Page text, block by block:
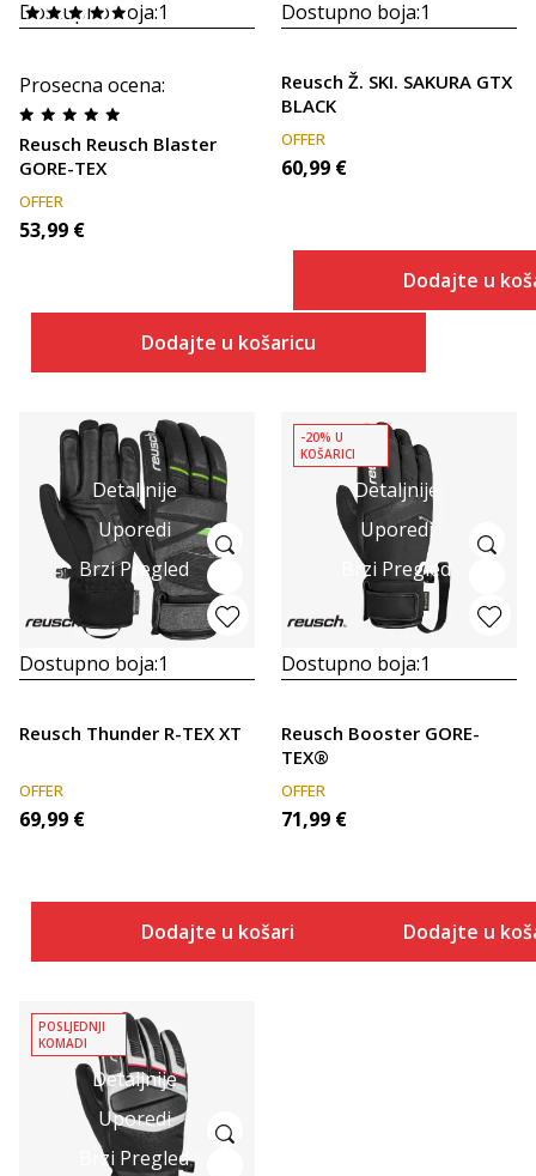
Dostupno boja:1
Prosecna ocena:
Reusch Reusch Blaster
GORE-TEX
OFFER
53,99 €
Dodajte u košaricu
Dostupno boja:1
Reusch Ž. SKI. SAKURA GTX
BLACK
OFFER
60,99 €
Dodajte u
Detaljnije
Uporedi
Brzi Pregled
Dostupno boja:1
Reusch Thunder R-TEX XT
OFFER
69,99 €
Dodajte u košaricu
Detaljnije
Uporedi
Brzi Pregled
-20% U
KOŠARICI
Dostupno boja:1
Reusch Booster GORE-
TEX®
OFFER
71,99 €
Dodajte u
Detaljnije
Uporedi
Brzi Pregled
POSLJEDNJI
KOMADI